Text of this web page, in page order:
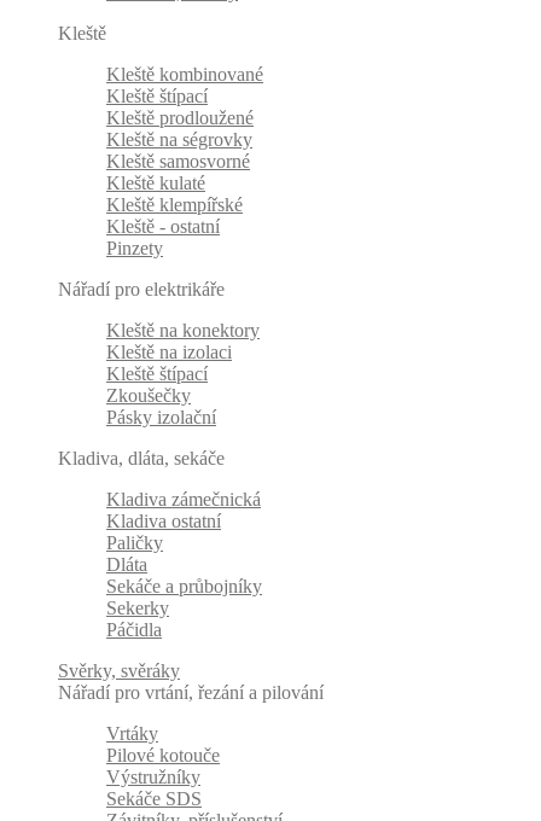
Kleště
Kleště kombinované
Kleště štípací
Kleště prodloužené
Kleště na ségrovky
Kleště samosvorné
Kleště kulaté
Kleště klempířské
Kleště - ostatní
Pinzety
Nářadí pro elektrikáře
Kleště na konektory
Kleště na izolaci
Kleště štípací
Zkoušečky
Pásky izolační
Kladiva, dláta, sekáče
Kladiva zámečnická
Kladiva ostatní
Paličky
Dláta
Sekáče a průbojníky
Sekerky
Páčidla
Svěrky, svěráky
Nářadí pro vrtání, řezání a pilování
Vrtáky
Pilové kotouče
Výstružníky
Sekáče SDS